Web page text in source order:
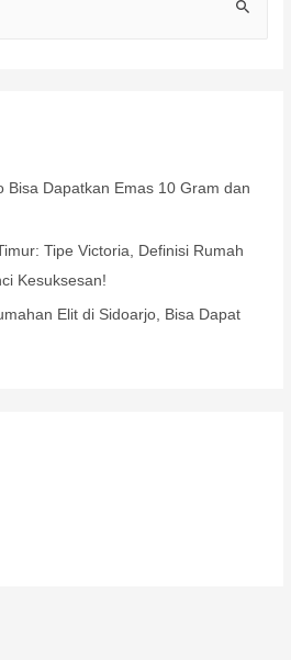
Bisa Dapatkan Emas 10 Gram dan
Tipe Victoria, Definisi Rumah
Kesuksesan!
Elit di Sidoarjo, Bisa Dapat